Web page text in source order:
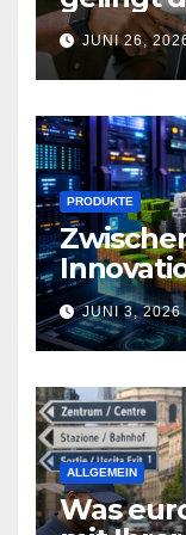
JUNI 26,
PRODUKTE
Technik
JUNI 3, 2026
ALLGEMEIN
Was